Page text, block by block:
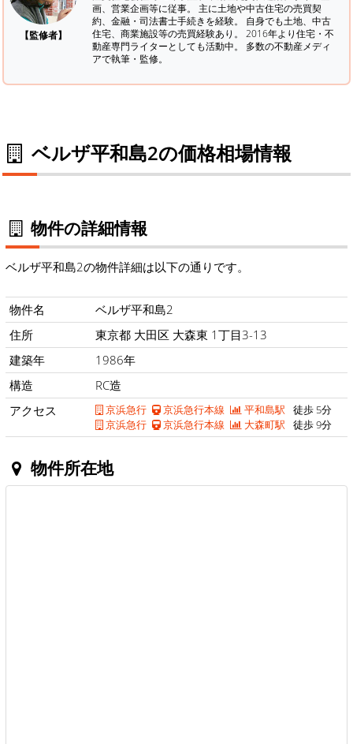
【監修者】
画、営業企画等に従事。 主に土地や中古住宅の売買契
約、金融・司法書士手続きを経験。 自身でも土地、中古
住宅、商業施設等の売買経験あり。 2016年より住宅・不
動産専門ライターとしても活動中。 多数の不動産メディ
アで執筆・監修。
ベルザ平和島2の価格相場情報
物件の詳細情報
ベルザ平和島2の物件詳細は以下の通りです。
物件名
ベルザ平和島2
住所
東京都 大田区 大森東 1丁目3-13
建築年
1986年
構造
RC造
アクセス
京浜急行 京浜急行本線 平和島駅 徒歩 5分
京浜急行
京浜急行本線 大森町駅 徒歩 9分
物件所在地